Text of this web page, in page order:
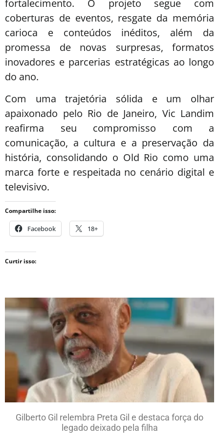
fortalecimento. O projeto segue com
coberturas de eventos, resgate da memória
carioca e conteúdos inéditos, além da
promessa de novas surpresas, formatos
inovadores e parcerias estratégicas ao longo
do ano.
Com uma trajetória sólida e um olhar
apaixonado pelo Rio de Janeiro, Vic Landim
reafirma seu compromisso com a
comunicação, a cultura e a preservação da
história, consolidando o Old Rio como uma
marca forte e respeitada no cenário digital e
televisivo.
Compartilhe isso:
Facebook 18+
Curtir isso:
Gilberto Gil relembra Preta Gil e destaca força do
legado deixado pela filha